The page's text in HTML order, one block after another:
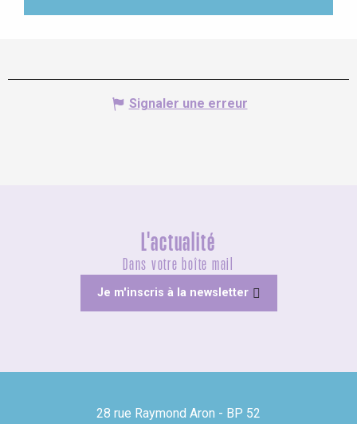
Signaler une erreur
L'actualité
Dans votre boîte mail
Je m'inscris à la newsletter
28 rue Raymond Aron - BP 52